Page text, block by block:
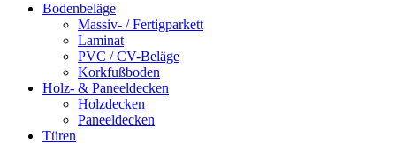
Bodenbeläge
Massiv- / Fertigparkett
Laminat
PVC / CV-Beläge
Korkfußboden
Holz- & Paneeldecken
Holzdecken
Paneeldecken
Türen